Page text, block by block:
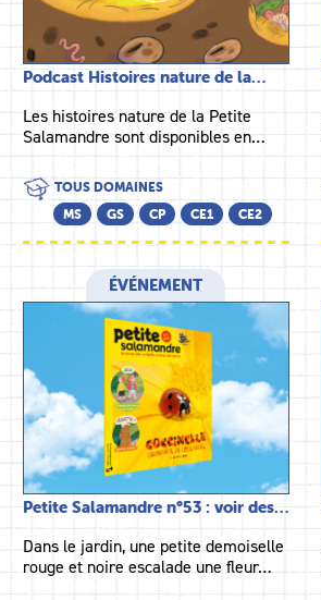
Podcast Histoires nature de la…
Les histoires nature de la Petite
Salamandre sont disponibles en…
TOUS DOMAINES
MS
GS CP CE1 CE2
ÉVÉNEMENT
Petite Salamandre n°53 : voir des…
Dans le jardin, une petite demoiselle
rouge et noire escalade une fleur…